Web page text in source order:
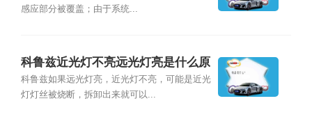
感应部分被覆盖；由于系统...
科鲁兹近光灯不亮远光灯亮是什么原
因？
科鲁兹如果远光灯亮，近光灯不亮，可能是近光
灯灯丝被烧断，拆卸出来就可以...